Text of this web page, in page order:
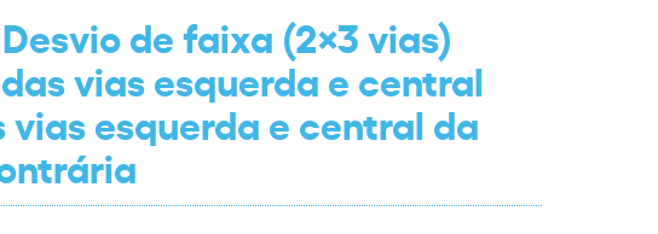
de faixa (2×3 vias)
vias esquerda e central
vias esquerda e central da